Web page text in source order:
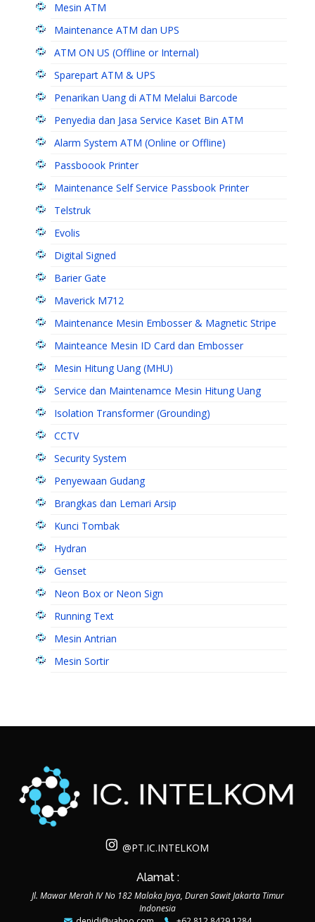
Mesin ATM
Maintenance ATM dan UPS
ATM ON US (Offline or Internal)
Sparepart ATM & UPS
Penarikan Uang di ATM Melalui Barcode
Penyedia dan Jasa Service Kaset Bin ATM
Alarm System ATM (Online or Offline)
Passboook Printer
Maintenance Self Service Passbook Printer
Telstruk
Evolis
Digital Signed
Barier Gate
Maverick M712
Maintenance Mesin Embosser & Magnetic Stripe
Mainteance Mesin ID Card dan Embosser
Mesin Hitung Uang (MHU)
Service dan Maintenamce Mesin Hitung Uang
Isolation Transformer (Grounding)
CCTV
Security System
Penyewaan Gudang
Brangkas dan Lemari Arsip
Kunci Tombak
Hydran
Genset
Neon Box or Neon Sign
Running Text
Mesin Antrian
Mesin Sortir
@PT.IC.INTELKOM
Alamat :
Jl. Mawar Merah IV No 182 Malaka Jaya, Duren Sawit Jakarta Timur
Indonesia